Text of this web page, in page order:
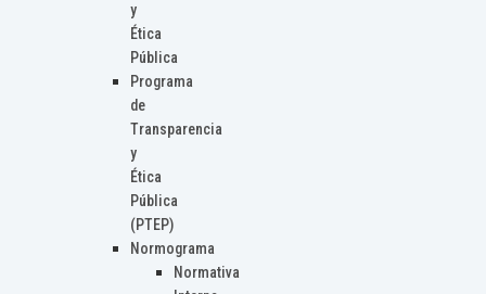
y
Ética
Pública
Programa
de
Transparencia
y
Ética
Pública
(PTEP)
Normograma
Normativa